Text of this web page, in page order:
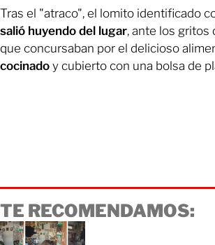
Tras el "atraco", el lomito identificado
salió huyendo del lugar, ante los gritos
que concursaban por el delicioso
cocinado y cubierto con una bolsa de
TE RECOMENDAMOS: